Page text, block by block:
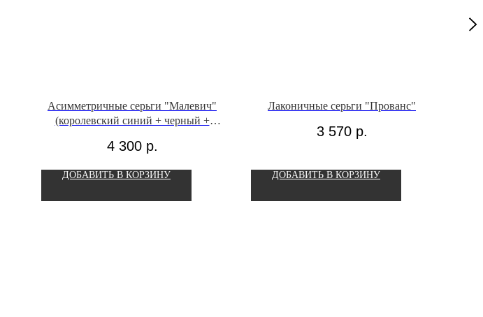
Асимметричные серьги "Малевич"
(королевский синий + черный +
4 300 р.
ДОБАВИТЬ В КОРЗИНУ
Лаконичные серьги "Прованс"
3 570 р.
ДОБАВИТЬ В КОРЗИНУ